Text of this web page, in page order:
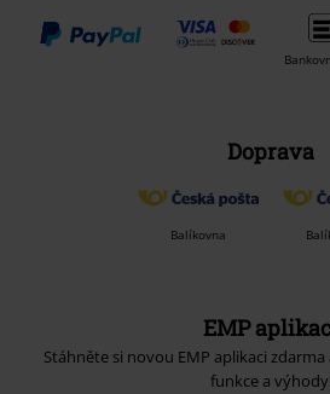
Doprava
Balíkovna
EMP
Stáhněte si novou EMP aplikaci
funkce a výhody!